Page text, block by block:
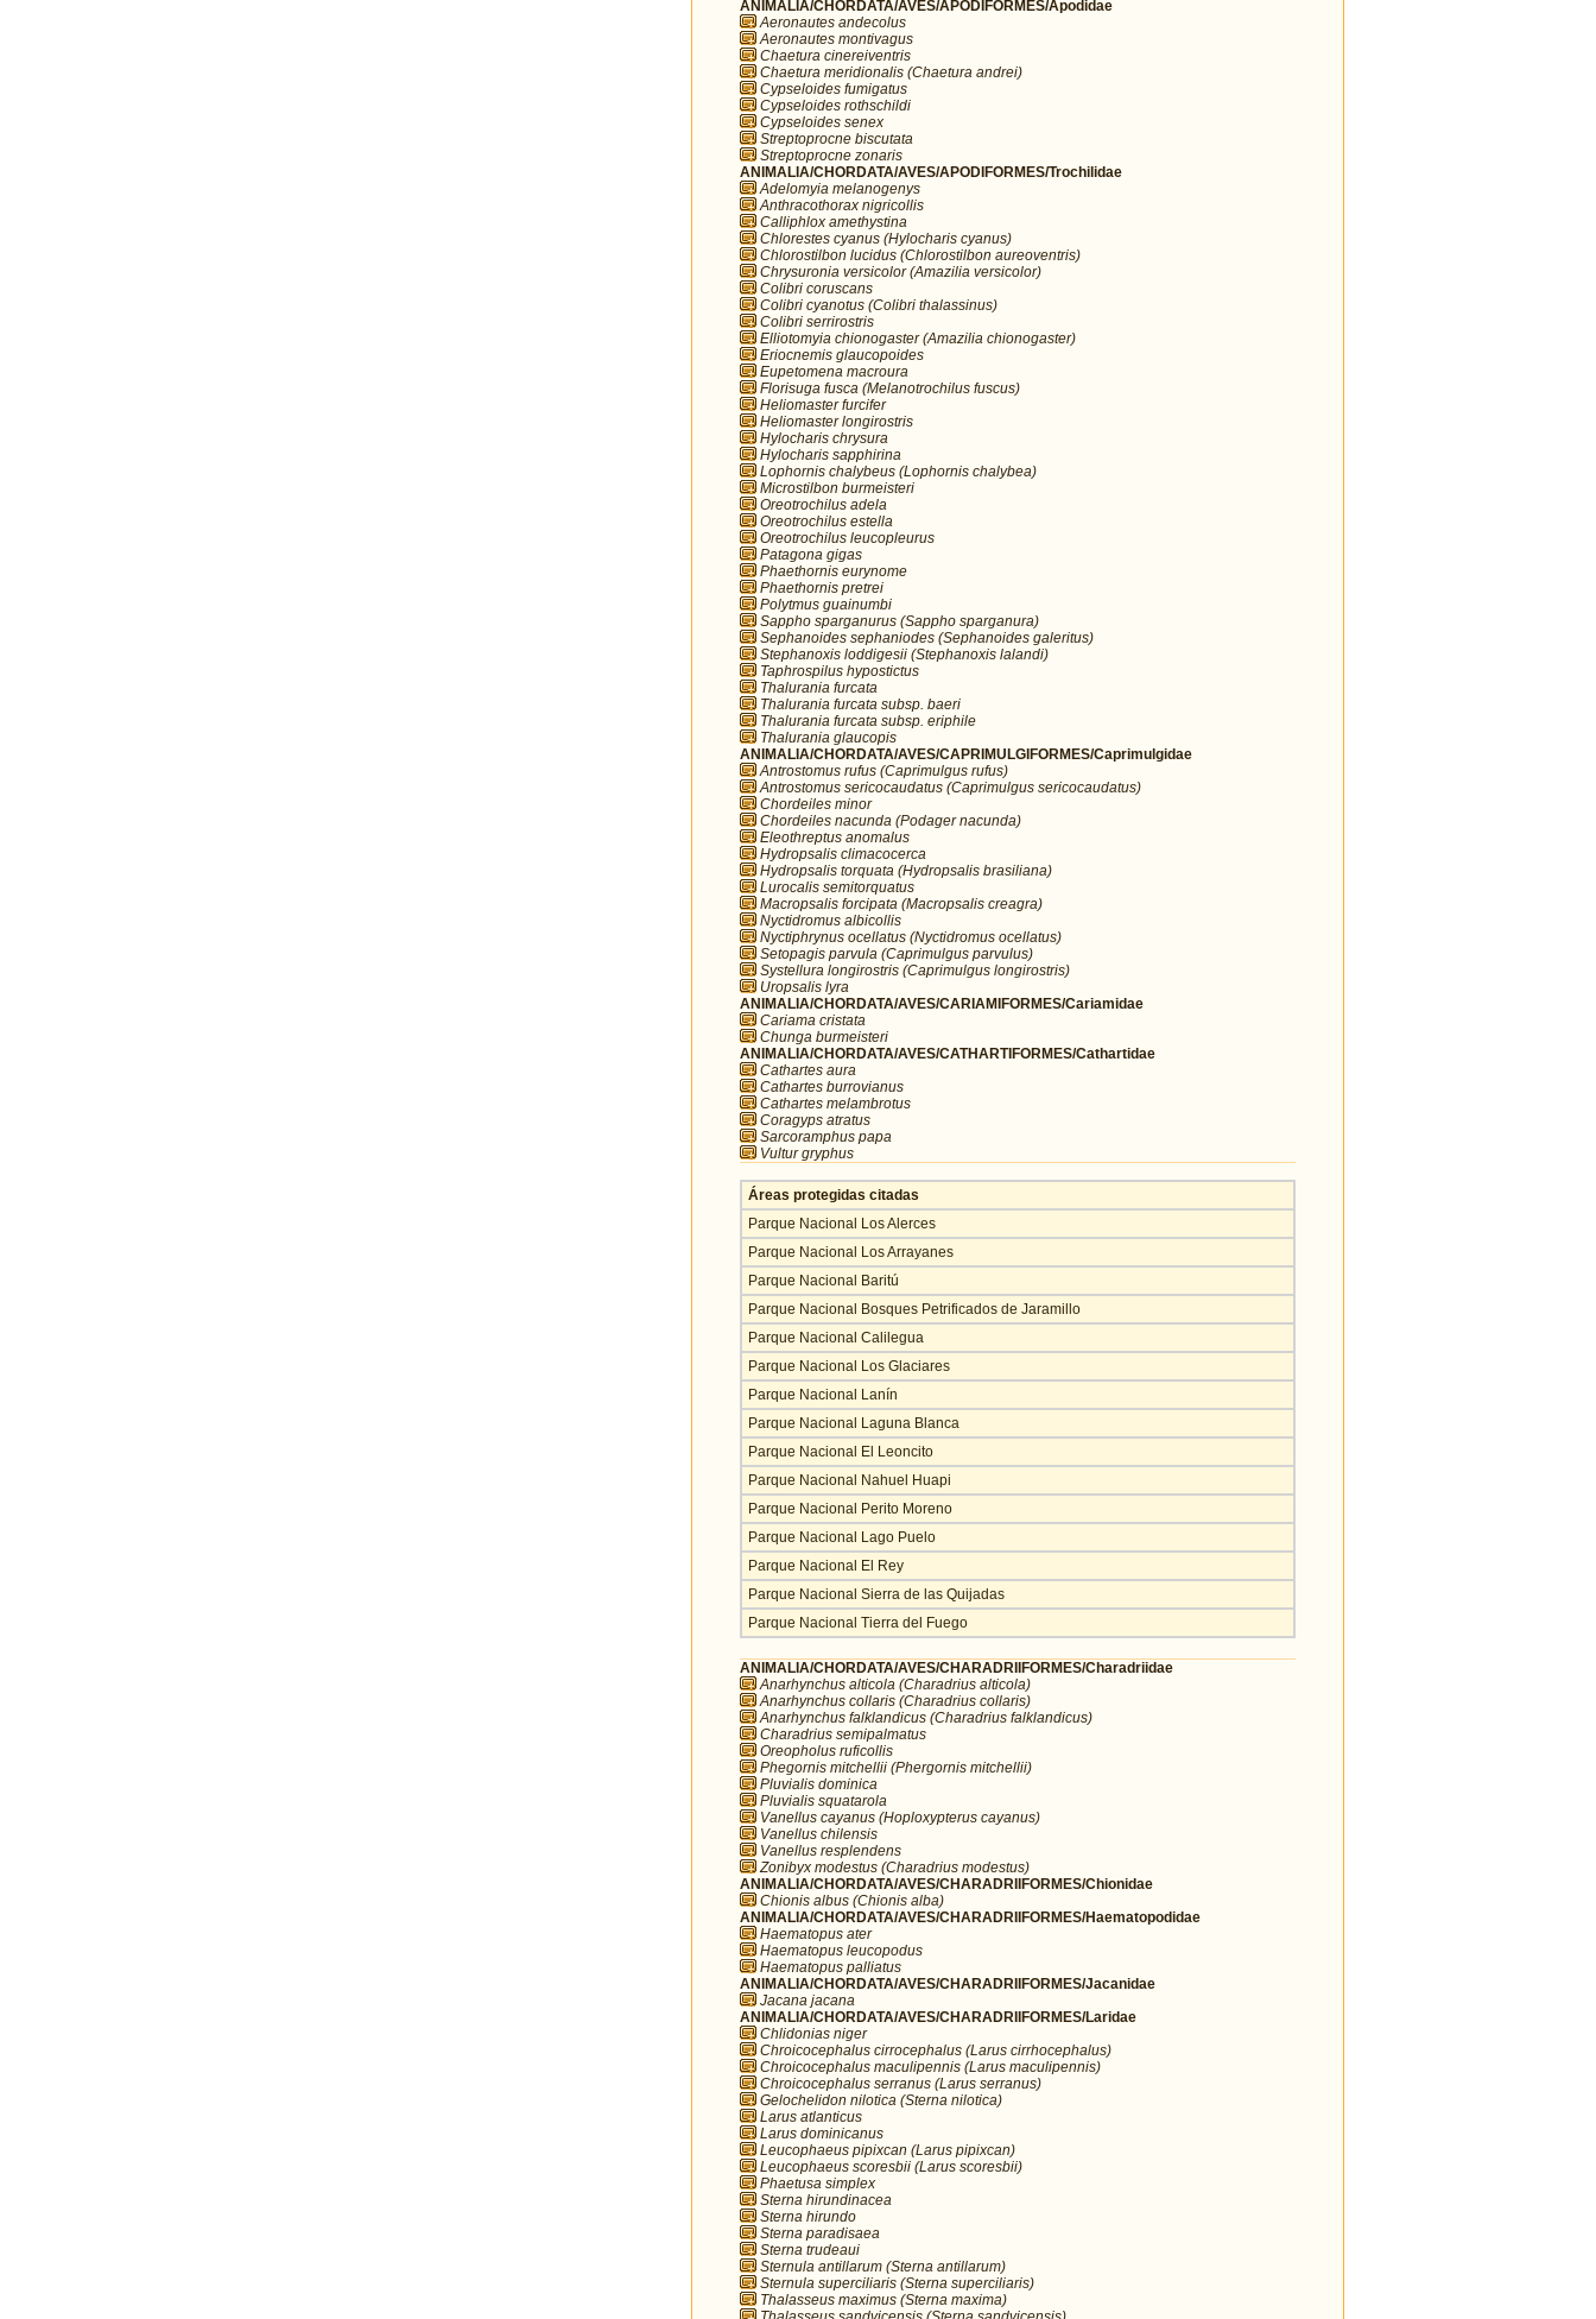
ANIMALIA/CHORDATA/AVES/APODIFORMES/Apodidae
Aeronautes andecolus
Aeronautes montivagus
Chaetura cinereiventris
Chaetura meridionalis (Chaetura andrei)
Cypseloides fumigatus
Cypseloides rothschildi
Cypseloides senex
Streptoprocne biscutata
Streptoprocne zonaris
ANIMALIA/CHORDATA/AVES/APODIFORMES/Trochilidae
Adelomyia melanogenys
Anthracothorax nigricollis
Calliphlox amethystina
Chlorestes cyanus (Hylocharis cyanus)
Chlorostilbon lucidus (Chlorostilbon aureoventris)
Chrysuronia versicolor (Amazilia versicolor)
Colibri coruscans
Colibri cyanotus (Colibri thalassinus)
Colibri serrirostris
Elliotomyia chionogaster (Amazilia chionogaster)
Eriocnemis glaucopoides
Eupetomena macroura
Florisuga fusca (Melanotrochilus fuscus)
Heliomaster furcifer
Heliomaster longirostris
Hylocharis chrysura
Hylocharis sapphirina
Lophornis chalybeus (Lophornis chalybea)
Microstilbon burmeisteri
Oreotrochilus adela
Oreotrochilus estella
Oreotrochilus leucopleurus
Patagona gigas
Phaethornis eurynome
Phaethornis pretrei
Polytmus guainumbi
Sappho sparganurus (Sappho sparganura)
Sephanoides sephaniodes (Sephanoides galeritus)
Stephanoxis loddigesii (Stephanoxis lalandi)
Taphrospilus hypostictus
Thalurania furcata
Thalurania furcata subsp. baeri
Thalurania furcata subsp. eriphile
Thalurania glaucopis
ANIMALIA/CHORDATA/AVES/CAPRIMULGIFORMES/Caprimulgidae
Antrostomus rufus (Caprimulgus rufus)
Antrostomus sericocaudatus (Caprimulgus sericocaudatus)
Chordeiles minor
Chordeiles nacunda (Podager nacunda)
Eleothreptus anomalus
Hydropsalis climacocerca
Hydropsalis torquata (Hydropsalis brasiliana)
Lurocalis semitorquatus
Macropsalis forcipata (Macropsalis creagra)
Nyctidromus albicollis
Nyctiphrynus ocellatus (Nyctidromus ocellatus)
Setopagis parvula (Caprimulgus parvulus)
Systellura longirostris (Caprimulgus longirostris)
Uropsalis lyra
ANIMALIA/CHORDATA/AVES/CARIAMIFORMES/Cariamidae
Cariama cristata
Chunga burmeisteri
ANIMALIA/CHORDATA/AVES/CATHARTIFORMES/Cathartidae
Cathartes aura
Cathartes burrovianus
Cathartes melambrotus
Coragyps atratus
Sarcoramphus papa
Vultur gryphus
Áreas protegidas citadas
Parque Nacional Los Alerces
Parque Nacional Los Arrayanes
Parque Nacional Baritú
Parque Nacional Bosques Petrificados de Jaramillo
Parque Nacional Calilegua
Parque Nacional Los Glaciares
Parque Nacional Lanín
Parque Nacional Laguna Blanca
Parque Nacional El Leoncito
Parque Nacional Nahuel Huapi
Parque Nacional Perito Moreno
Parque Nacional Lago Puelo
Parque Nacional El Rey
Parque Nacional Sierra de las Quijadas
Parque Nacional Tierra del Fuego
ANIMALIA/CHORDATA/AVES/CHARADRIIFORMES/Charadriidae
Anarhynchus alticola (Charadrius alticola)
Anarhynchus collaris (Charadrius collaris)
Anarhynchus falklandicus (Charadrius falklandicus)
Charadrius semipalmatus
Oreopholus ruficollis
Phegornis mitchellii (Phergornis mitchellii)
Pluvialis dominica
Pluvialis squatarola
Vanellus cayanus (Hoploxypterus cayanus)
Vanellus chilensis
Vanellus resplendens
Zonibyx modestus (Charadrius modestus)
ANIMALIA/CHORDATA/AVES/CHARADRIIFORMES/Chionidae
Chionis albus (Chionis alba)
ANIMALIA/CHORDATA/AVES/CHARADRIIFORMES/Haematopodidae
Haematopus ater
Haematopus leucopodus
Haematopus palliatus
ANIMALIA/CHORDATA/AVES/CHARADRIIFORMES/Jacanidae
Jacana jacana
ANIMALIA/CHORDATA/AVES/CHARADRIIFORMES/Laridae
Chlidonias niger
Chroicocephalus cirrocephalus (Larus cirrhocephalus)
Chroicocephalus maculipennis (Larus maculipennis)
Chroicocephalus serranus (Larus serranus)
Gelochelidon nilotica (Sterna nilotica)
Larus atlanticus
Larus dominicanus
Leucophaeus pipixcan (Larus pipixcan)
Leucophaeus scoresbii (Larus scoresbii)
Phaetusa simplex
Sterna hirundinacea
Sterna hirundo
Sterna paradisaea
Sterna trudeaui
Sternula antillarum (Sterna antillarum)
Sternula superciliaris (Sterna superciliaris)
Thalasseus maximus (Sterna maxima)